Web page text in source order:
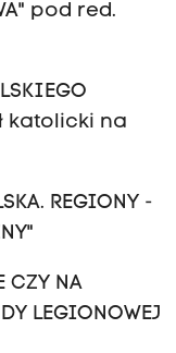
pod red.
katolicki na
REGIONY -
CZY NA
LEGIONOWEJ